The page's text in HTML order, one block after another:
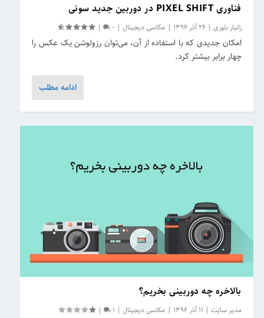
فناوری PIXEL SHIFT در دوربین جدید سونی
زانیار بلوری |26 آذر 1396 |عکاسی دیجیتال |
0
|
امکان جدیدی که با استفاده از آن، می‌توان رزولوشن یک عکس را
چهار برابر بیشتر کرد.
ادامه مطلب
بالاخره چه دوربینی بخریم؟
مدیر سایت | 11 آذر 1396 |عکاسی دیجیتال |
1
|